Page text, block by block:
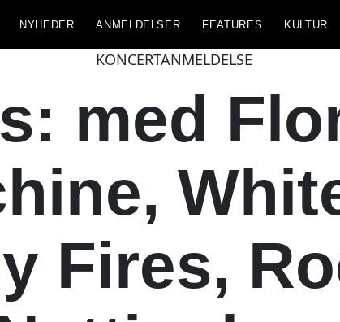
NYHEDER ANMELDELSER FEATURES KULTUR
KONCERTANMELDELSE
med
Fires,